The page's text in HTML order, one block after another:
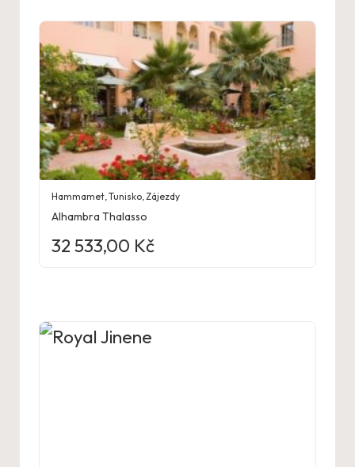
Hammamet ,Tunisko Zájezdy
Alhambra Thalasso
32 533,00 Kč